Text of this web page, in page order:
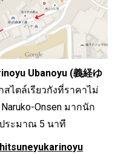
Ubanoyu (義経ゆ
ไตล์เรียวกังที่ราคาไม่
Onsen มากนัก
ระมาณ 5 นาที